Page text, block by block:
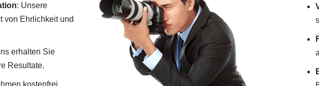
: Unsere
von Ehrlichkeit und
erhalten Sie
Resultate.
kostenfrei